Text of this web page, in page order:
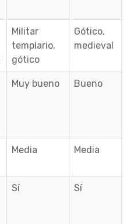
Militar
templario,
gótico
Gótico,
medieval
Muy bueno Bueno
Media Media
Sí Sí